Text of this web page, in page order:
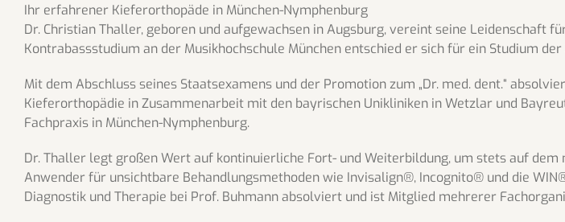
Ihr erfahrener Kieferorthopäde in München-Nymphenburg
Dr. Christian Thaller, geboren und aufgewachsen in Augsburg, vereint seine Leidenschaft
Kontrabassstudium an der Musikhochschule München entschied er sich für ein Studium
Mit dem Abschluss seines Staatsexamens und der Promotion zum „Dr. med. dent.“
Kieferorthopädie in Zusammenarbeit mit den bayrischen Unikliniken in Wetzlar und
Fachpraxis in München-Nymphenburg.
Dr. Thaller legt großen Wert auf kontinuierliche Fort- und Weiterbildung, um stets auf
Anwender für unsichtbare Behandlungsmethoden wie Invisalign®, Incognito® und die
Diagnostik und Therapie bei Prof. Buhmann absolviert und ist Mitglied mehrerer